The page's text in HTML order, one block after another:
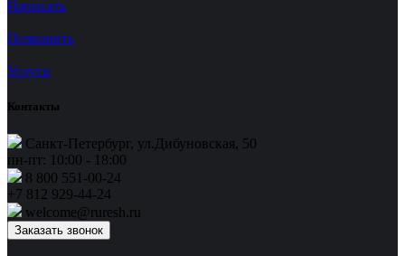
Написать
Позвонить
Услуги
Контакты
Санкт-Петербург, ул.Дибуновская, 50
пн-пт: 10:00 - 18:00
8 800 551-00-24
+7 812 929-44-24
welcome@ruresh.ru
Заказать звонок